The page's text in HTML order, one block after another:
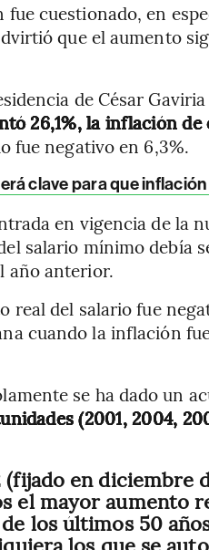
fue cuestionado, en
que el aumento
de César
26,1%, la inflación de
fue negativo en 6,3%.
clave para que
en vigencia de la
salario mínimo debía
año anterior.
real del salario fue
cuando la inflación
se ha dado un
(2001, 2004,
(fijado en diciembre
el mayor aumento
los últimos 50
los que se